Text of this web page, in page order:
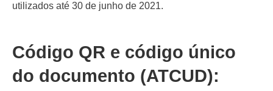
utilizados até 30 de junho de 2021.
Código QR e código único
do documento (ATCUD):